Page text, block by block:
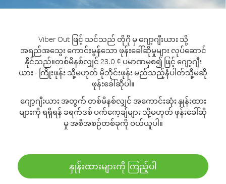
Viber Out ဖြင့် သင်သည် တိုဂို မှ ဂျော့ဂျီးယား သို့
အရည်အသွေး ကောင်းမွန်သော ဖုန်းခေါ်ဆိုမှုများ လုပ်ဆောင်
နိုင်သည်။တစ်မိနစ်လျှင် 23.0 ¢ ပမာဏမှစ၍ ဖြင့် ဂျော့ဂျီး
ယား - ကြိုးဖုန်း သို့မဟုတ် မိုဘိုင်းဖုန်း မည်သည့်နံပါတ်သို့မဆို
ဖုန်းခေါ်ဆိုပါ။
ဂျော့ဂျီးယား အတွက် တစ်မိနစ်လျှင် အကောင်းဆုံး နှုန်းထား
များကို ရရှိရန် ခရက်ဒစ် ပက်ကေ့ချ်များ သို့မဟုတ် ဖုန်းခေါ်ဆို
မှု အစီအစဉ်တစ်ခုကို ဝယ်ယူပါ။
နှုန်းထားများကို ကြည့်ပါ